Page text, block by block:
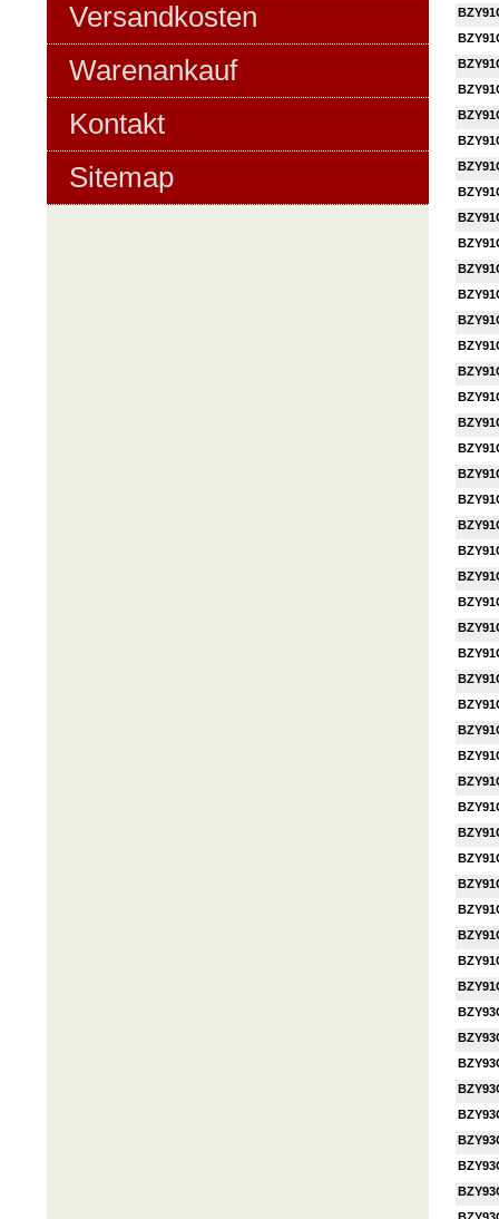
Versandkosten
Warenankauf
Kontakt
Sitemap